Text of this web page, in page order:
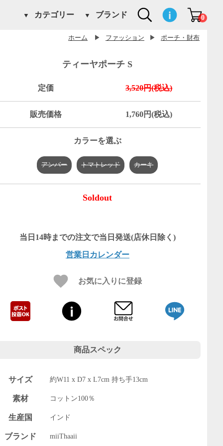
カテゴリー ブランド 0
ホーム ▶ ファッション ▶ ポーチ・財布
ティーヤポーチ S
定価 3,520円(税込)
販売価格 1,760円(税込)
カラーを選ぶ
アンバー トマトレッド カーキ
Soldout
営業日カレンダー
お気に入りに登録
商品スペック
サイズ 約W11 x D7 x L7cm 持ち手13cm
素材 コットン100％
生産国 インド
ブランド miiThaaii